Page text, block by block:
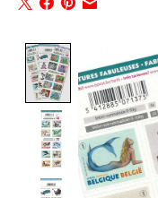
Product